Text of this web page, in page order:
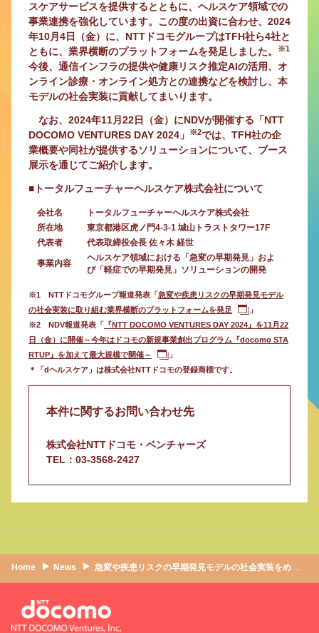
スケアサービスを提供するとともに、ヘルスケア領域での
事業連携を強化しています。この度の出資に合わせ、2024
年10月4日（金）に、NTTドコモグループはTFH社ら4社と
ともに、業界横断のプラットフォームを発足しました。
※1
今後、通信インフラの提供や健康リスク推定AIの活用、オ
ンライン診療・オンライン処方との連携などを検討し、本
モデルの社会実装に貢献してまいります。
なお、2024年11月22日（金）にNDVが開催する「NTT
DOCOMO VENTURES DAY 2024」
※2では、TFH社の企
業概要や同社が提供するソリューションについて、ブース
展示を通じてご紹介します。
■トータルフューチャーヘルスケア株式会社について
会社名
トータルフューチャーヘルスケア株式会社
所在地
東京都港区虎ノ門4-3-1 城山トラストタワー17F
代表者
代表取締役会長 佐々木 経世
事業内容
ヘルスケア領域における「急変の早期発見」およ
び「軽症での早期発見」ソリューションの開発
※1 NTTドコモグループ報道発表「急変や疾患リスクの早期発見モデル
の社会実装に取り組む業界横断のプラットフォームを発足
」
※2 NDV報道発表「 『NTT DOCOMO VENTURES DAY 2024』を11月22
日（金）に開催～今年はドコモの新規事業創出プログラム『docomo STA
RTUP』を加えて最大規模で開催～
」
＊「dヘルスケア」は株式会社NTTドコモの登録商標です。
本件に関するお問い合わせ先
株式会社NTTドコモ・ベンチャーズ
TEL：03-3568-2427
Home News 急変や疾患リスクの早期発見モデルの社会実装をめざす トータルフューチャーヘルスケア株式会社へ出資